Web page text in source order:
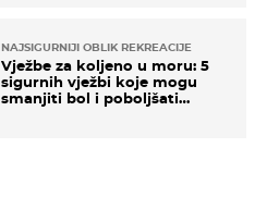
NAJSIGURNIJI OBLIK REKREACIJE
Vježbe za koljeno u moru: 5
sigurnih vježbi koje mogu
smanjiti bol i poboljšati